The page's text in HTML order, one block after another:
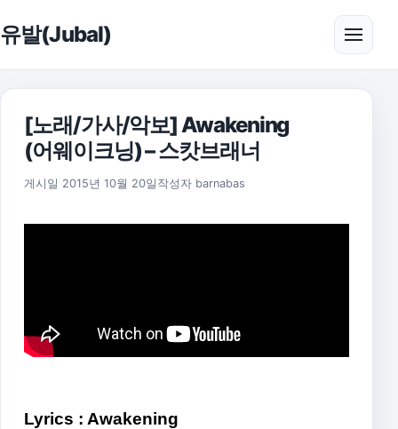
유발(Jubal) 메뉴
[노래/가사/악보] Awakening
(어웨이크닝) – 스캇브래너
게시일 2015년 10월 20일 2025년 11월 18일
작성자 barnabas
Lyrics : Awakening